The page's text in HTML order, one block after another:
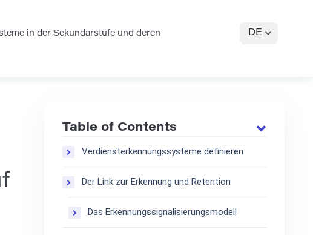
in der Sekundarstufe und deren
DE
Table of Contents
Verdiensterkennungssysteme definieren
Der Link zur Erkennung und Retention
Das Erkennungssignalisierungsmodell